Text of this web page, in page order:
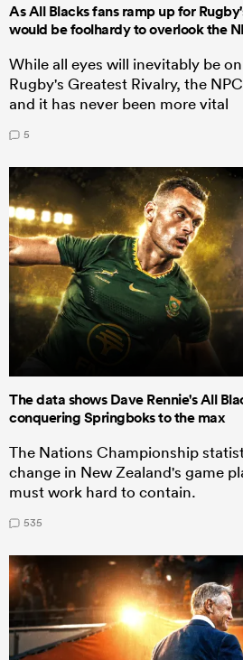
As All Blacks fans ramp up for
would be foolhardy to overlook the
While all eyes will inevitably be
Rugby's Greatest Rivalry, the
and it has never been more vital
5
The data shows Dave Rennie's All
conquering Springboks to the max
The Nations Championship
change in New Zealand's game
must work hard to contain.
535